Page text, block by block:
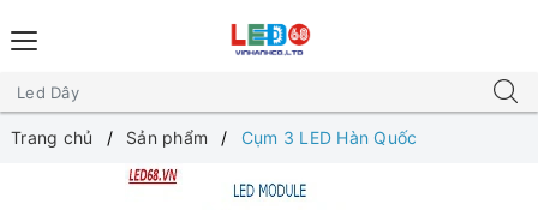
Trang chủ Sản phẩm Cụm 3 LED Hàn Quốc